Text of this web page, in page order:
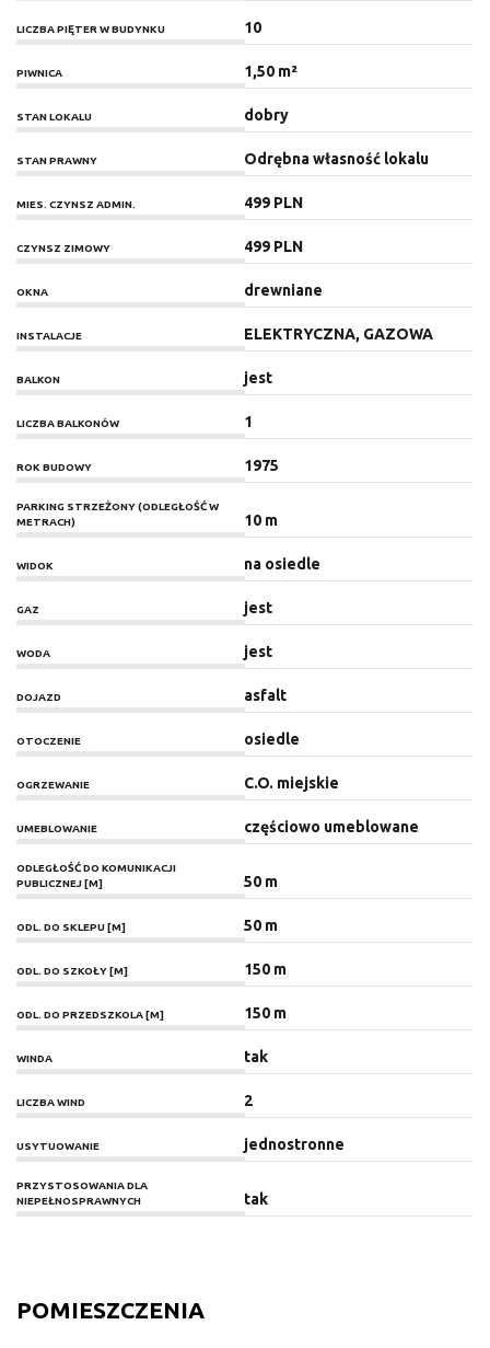
LICZBA PIĘTER W BUDYNKU 10
PIWNICA 1,50 m²
STAN LOKALU dobry
STAN PRAWNY Odrębna własność lokalu
MIES. CZYNSZ ADMIN. 499 PLN
CZYNSZ ZIMOWY 499 PLN
OKNA drewniane
INSTALACJE ELEKTRYCZNA, GAZOWA
BALKON jest
LICZBA BALKONÓW 1
ROK BUDOWY 1975
PARKING STRZEŻONY (ODLEGŁOŚĆ W
METRACH)
10 m
WIDOK na osiedle
GAZ jest
WODA jest
DOJAZD asfalt
OTOCZENIE osiedle
OGRZEWANIE C.O. miejskie
UMEBLOWANIE częściowo umeblowane
ODLEGŁOŚĆ DO KOMUNIKACJI
PUBLICZNEJ [M]
50 m
ODL. DO SKLEPU [M] 50 m
ODL. DO SZKOŁY [M] 150 m
ODL. DO PRZEDSZKOLA [M] 150 m
WINDA tak
LICZBA WIND 2
USYTUOWANIE jednostronne
PRZYSTOSOWANIA DLA
NIEPEŁNOSPRAWNYCH
tak
POMIESZCZENIA